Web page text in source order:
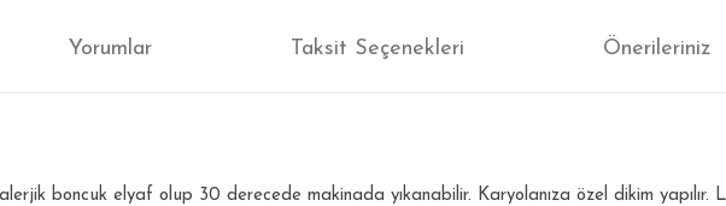
Yorumlar Taksit Seçenekleri Önerileriniz
boncuk elyaf olup 30 derecede makinada yıkanabilir. Karyolanıza özel dikim yapılır.